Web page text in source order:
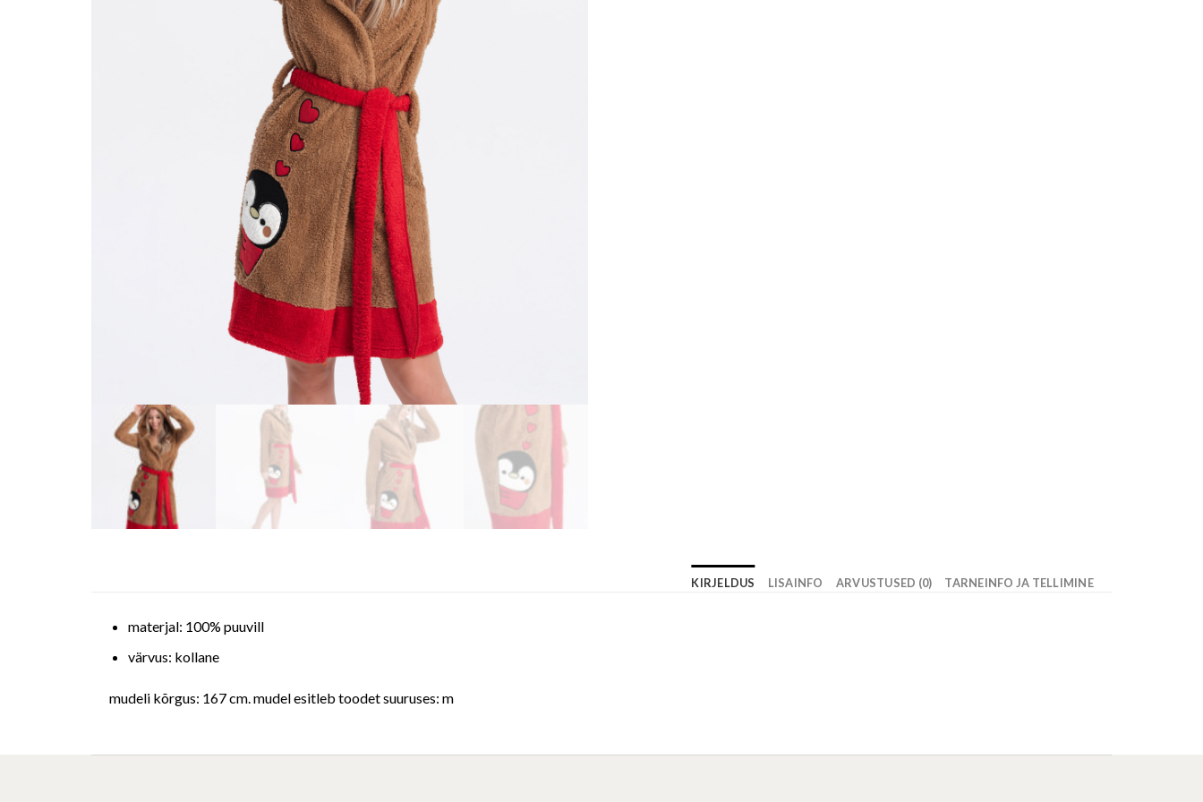
KIRJELDUS LISAINFO ARVUSTUSED (0) TARNEINFO JA TELLIMINE
materjal: 100% puuvill
värvus: kollane
mudeli kõrgus: 167 cm. mudel esitleb toodet suuruses: m